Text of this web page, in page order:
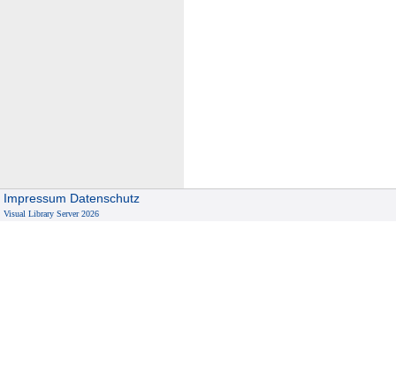
Impressum Datenschutz
Visual Library Server 2026